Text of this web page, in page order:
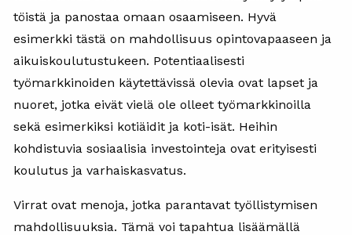
töistä ja panostaa omaan osaamiseen. Hyvä
esimerkki tästä on mahdollisuus opintovapaaseen ja
aikuiskoulutustukeen. Potentiaalisesti
työmarkkinoiden käytettävissä olevia ovat lapset ja
nuoret, jotka eivät vielä ole olleet työmarkkinoilla
sekä esimerkiksi kotiäidit ja koti-isät. Heihin
kohdistuvia sosiaalisia investointeja ovat erityisesti
koulutus ja varhaiskasvatus.
Virrat ovat menoja, jotka parantavat työllistymisen
mahdollisuuksia. Tämä voi tapahtua lisäämällä